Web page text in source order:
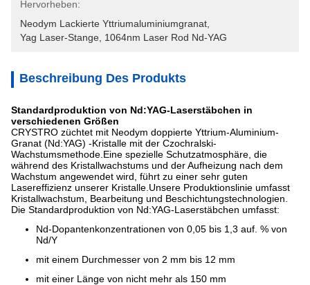
Hervorheben:
Neodym Lackierte Yttriumaluminiumgranat
Yag Laser-Stange 1064nm Laser Rod Nd-YAG
Beschreibung Des Produkts
Standardproduktion von Nd:YAG-Laserstäbchen in
verschiedenen Größen
CRYSTRO züchtet mit Neodym doppierte Yttrium-Aluminium-
Granat (Nd:YAG) -Kristalle mit der Czochralski-
Wachstumsmethode.Eine spezielle Schutzatmosphäre, die
während des Kristallwachstums und der Aufheizung nach dem
Wachstum angewendet wird, führt zu einer sehr guten
Lasereffizienz unserer Kristalle.Unsere Produktionslinie umfasst
Kristallwachstum, Bearbeitung und Beschichtungstechnologien.
Die Standardproduktion von Nd:YAG-Laserstäbchen umfasst:
Nd-Dopantenkonzentrationen von 0,05 bis 1,3 auf. % von
Nd/Y
mit einem Durchmesser von 2 mm bis 12 mm
mit einer Länge von nicht mehr als 150 mm